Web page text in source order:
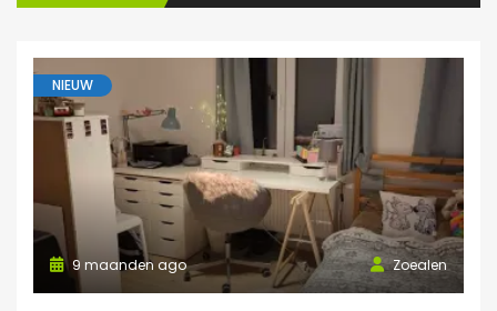
NIEUW
Zoealen
9 maanden ago